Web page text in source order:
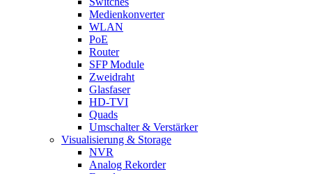
Medienkonverter
WLAN
PoE
Router
SFP Module
Zweidraht
Glasfaser
HD-TVI
Quads
Umschalter & Verstärker
Visualisierung & Storage
NVR
Analog Rekorder